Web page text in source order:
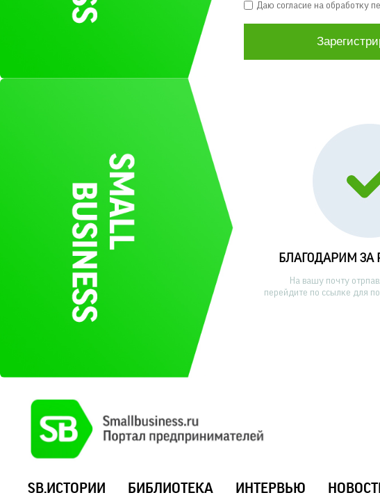
Даю согласие на обработку
БЛАГОДАРИМ ЗА
На вашу почту
перейдите по ссылке для
SB.ИСТОРИИ БИБЛИОТЕКА ИНТЕРВЬЮ